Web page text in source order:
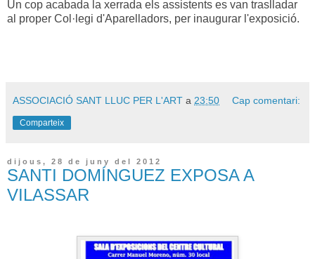
Un cop acabada la xerrada els assistents es van traslladar
al proper Col·legi d'Aparelladors, per inaugurar l'exposició.
ASSOCIACIÓ SANT LLUC PER L'ART a 23:50 Cap comentari:
Comparteix
dijous, 28 de juny del 2012
SANTI DOMÍNGUEZ EXPOSA A
VILASSAR